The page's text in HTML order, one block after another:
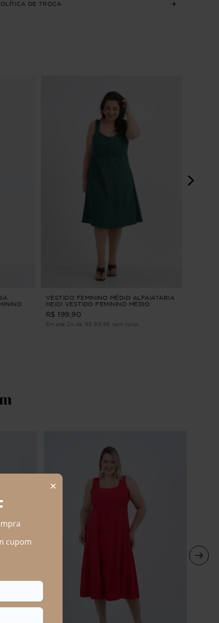
DE TROCA
VESTIDO FEMININO MÉDIO ALFAIATARIA
HEIDI VESTIDO FEMININO MÉDIO
ALFAIATARIA Verde M
R$ 199,90
Em até 2x de R$ 99,95 sem juros